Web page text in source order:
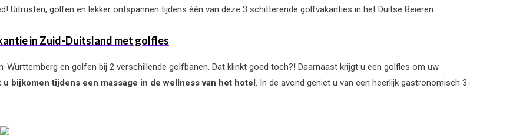
Uitrusten, golfen en lekker ontspannen tijdens één van deze 3 schitterende golfvakanties in het Duitse Beieren.
in Zuid-Duitsland met golfles
Württemberg en golfen bij 2 verschillende golfbanen. Dat klinkt goed toch?! Daarnaast krijgt u een golfles om uw
u bijkomen tijdens een massage in de wellness van het hotel . In de avond geniet u van een heerlijk gastronomisch 3-